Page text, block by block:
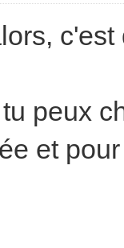
peux
et